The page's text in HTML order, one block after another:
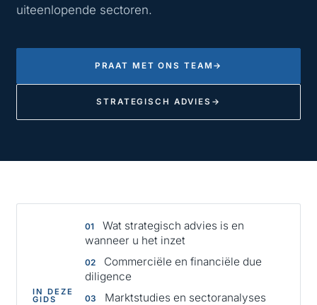
uiteenlopende sectoren.
PRAAT MET ONS TEAM →
STRATEGISCH ADVIES →
IN DEZE
GIDS
Wat strategisch advies is en
wanneer u het inzet
Commerciële en financiële due
diligence
Marktstudies en sectoranalyses